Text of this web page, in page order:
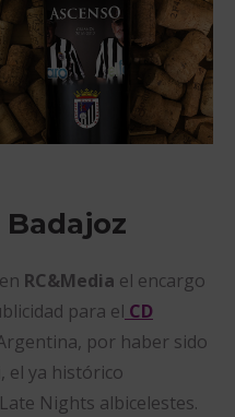
RC&Media el encargo
para el CD
por haber sido
el ya histórico
Nights albicelestes.